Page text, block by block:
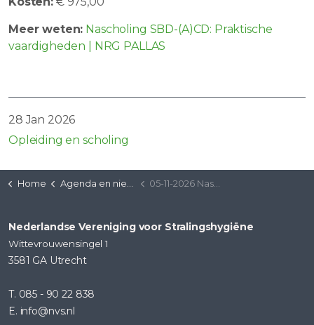
Meer weten: Nascholing SBD-(A)CD: Praktische
vaardigheden | NRG PALLAS
28 Jan 2026
Opleiding en scholing
Home Agenda en nieuws 05-11-2026 Nascholing SBD-(A)CD: Praktische vaardigheden
Nederlandse Vereniging voor Stralingshygiëne
Wittevrouwensingel 1
3581 GA Utrecht
T. 085 - 90 22 838
E. info@nvs.nl